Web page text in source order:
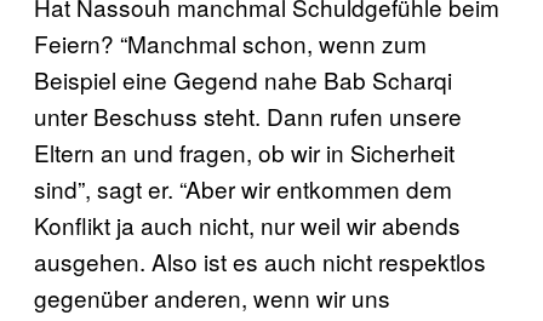
Feiern? “Manchmal schon, wenn zum
Beispiel eine Gegend nahe Bab Scharqi
unter Beschuss steht. Dann rufen unsere
Eltern an und fragen, ob wir in Sicherheit
sind”, sagt er. “Aber wir entkommen dem
Konflikt ja auch nicht, nur weil wir abends
ausgehen. Also ist es auch nicht respektlos
gegenüber anderen, wenn wir uns